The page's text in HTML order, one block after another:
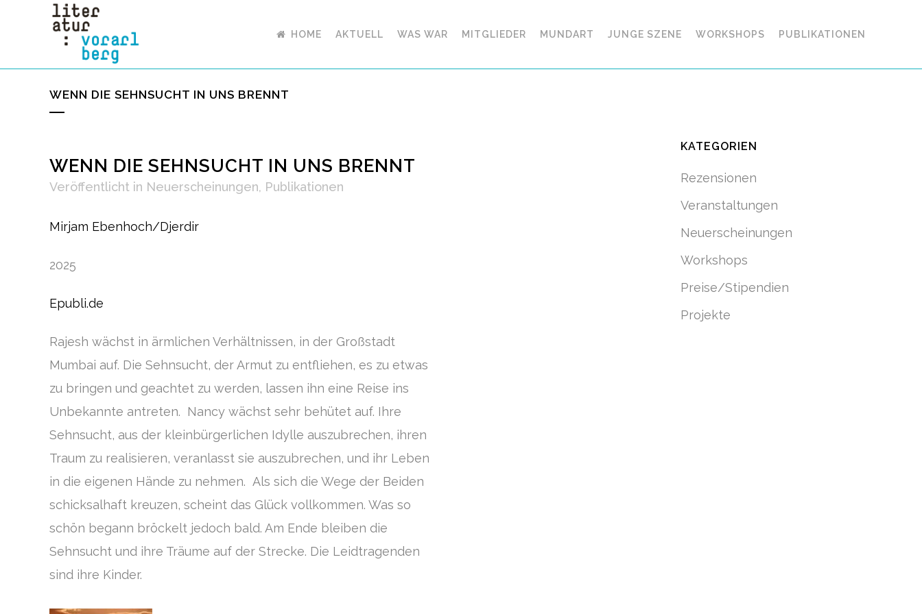
HOME AKTUELL WAS WAR MITGLIEDER MUNDART JUNGE SZENE WORKSHOPS PUBLIKATIONEN
WENN DIE SEHNSUCHT IN UNS BRENNT
WENN DIE SEHNSUCHT IN UNS BRENNT
Veröffentlicht in Neuerscheinungen, Publikationen
Mirjam Ebenhoch/Djerdir
2025
Epubli.de
Rajesh wächst in ärmlichen Verhältnissen, in der Großstadt
Mumbai auf. Die Sehnsucht, der Armut zu entfliehen, es zu etwas
zu bringen und geachtet zu werden, lassen ihn eine Reise ins
Unbekannte antreten. Nancy wächst sehr behütet auf. Ihre
Sehnsucht, aus der kleinbürgerlichen Idylle auszubrechen, ihren
Traum zu realisieren, veranlasst sie auszubrechen, und ihr Leben
in die eigenen Hände zu nehmen. Als sich die Wege der Beiden
schicksalhaft kreuzen, scheint das Glück vollkommen. Was so
schön begann bröckelt jedoch bald. Am Ende bleiben die
Sehnsucht und ihre Träume auf der Strecke. Die Leidtragenden
sind ihre Kinder.
KATEGORIEN
Rezensionen
Veranstaltungen
Neuerscheinungen
Workshops
Preise/Stipendien
Projekte